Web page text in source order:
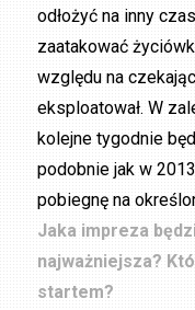
odłożyć na inny
zaatakować
względu na
eksploatował. W
kolejne tygodnie
podobnie jak w
pobiegnę na
Jaka impreza
najważniejsza?
startem?